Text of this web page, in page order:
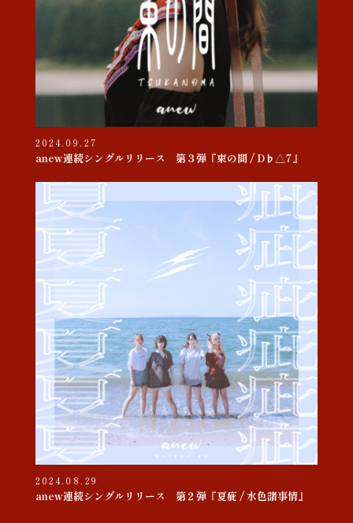
2024.09.27
anew連続シングルリリース 第３弾『束の間 / D♭△7』
2024.08.29
anew連続シングルリリース 第２弾『夏疵 / 水色諸事情』